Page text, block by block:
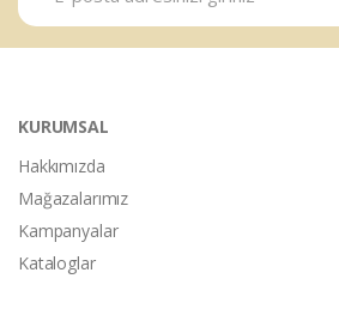
KURUMSAL
Hakkımızda
Mağazalarımız
Kampanyalar
Kataloglar